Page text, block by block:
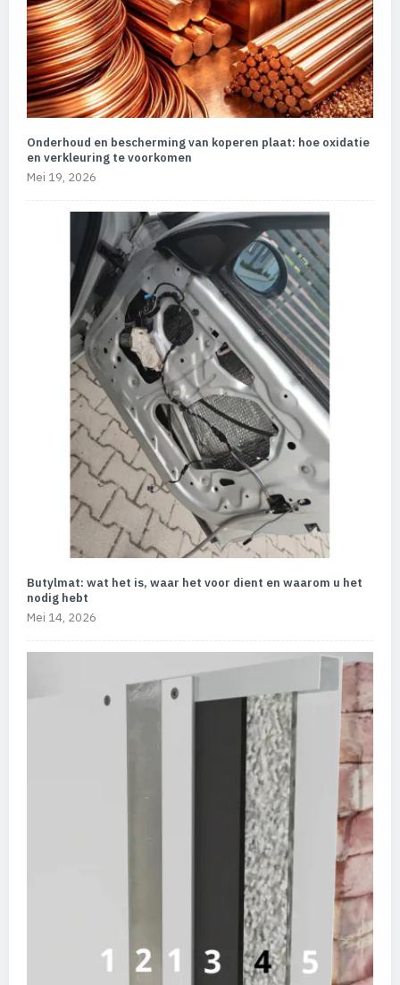
Onderhoud en bescherming van koperen plaat: hoe oxidatie
en verkleuring te voorkomen
Mei 19, 2026
Butylmat: wat het is, waar het voor dient en waarom u het
nodig hebt
Mei 14, 2026